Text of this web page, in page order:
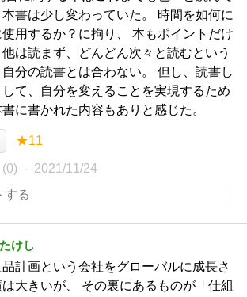
本書は少し変わっていた。 時間を如何に
用するか？に拘り、 本もポイントだけ
は読まず、どんどん次々と読むという
分の読書とは合わない。 但し、読書し
て、自分を変えることを実現するため
に書かれた内容もありと感じた。
★11
2021/11/24
けし
計画という会社をグローバルに成長さ
大きいが、 その裏にあるものが「仕組